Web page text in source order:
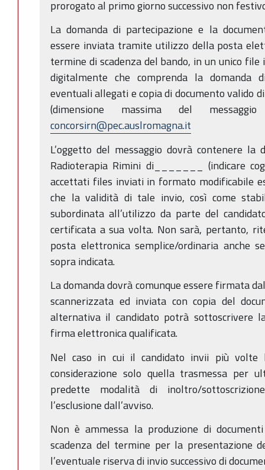
prorogato al primo giorno successivo non
La domanda di partecipazione e la
essere inviata tramite utilizzo della posta
termine di scadenza del bando, in un unico
digitalmente che comprenda la domanda
eventuali allegati e copia di documento valido
(dimensione massima del
concorsirn@pec.auslromagna.it
L’oggetto del messaggio dovrà contenere la
Radioterapia Rimini di_______ (indicare
accettati files inviati in formato modificabile
che la validità di tale invio, così come
subordinata all’utilizzo da parte del
certificata a sua volta. Non sarà, pertanto,
posta elettronica semplice/ordinaria anche
sopra indicata.
La domanda dovrà comunque essere firmata
scannerizzata ed inviata con copia del
alternativa il candidato potrà sottoscrivere
firma elettronica qualificata.
Nel caso in cui il candidato invii più volte
considerazione solo quella trasmessa per
predette modalità di inoltro/
l’esclusione dall’avviso.
Non è ammessa la produzione di
scadenza del termine per la presentazione
l’eventuale riserva di invio successivo di